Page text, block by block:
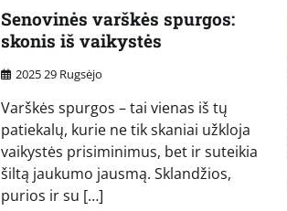
Senovinės varškės spurgos:
skonis iš vaikystės
2025 29 Rugsėjo
Varškės spurgos – tai vienas iš tų
patiekalų, kurie ne tik skaniai užkloja
vaikystės prisiminimus, bet ir suteikia
šiltą jaukumo jausmą. Sklandžios,
purios ir su […]